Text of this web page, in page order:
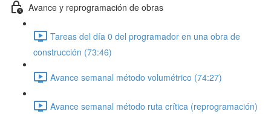
Avance y reprogramación de obras
Tareas del día 0 del programador en una obra de
construcción (73:46)
Avance semanal método volumétrico (74:27)
Avance semanal método ruta crítica (reprogramación)